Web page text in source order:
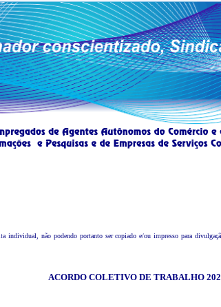
individual, não podendo portanto ser copiado e/ou impresso para
ACORDO COLETIVO DE TRABALHO